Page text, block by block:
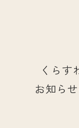
くらす
お知ら